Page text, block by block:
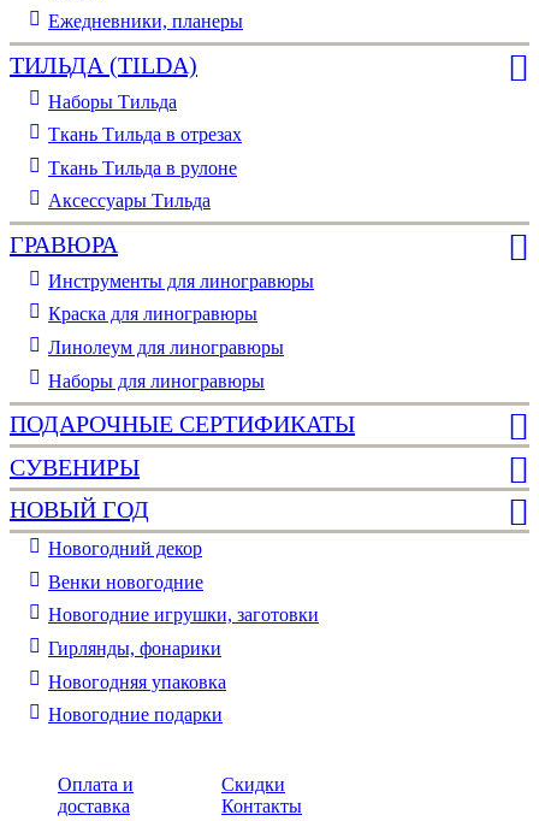
Ежедневники, планеры
ТИЛЬДА (TILDA)
Наборы Тильда
Ткань Тильда в отрезах
Ткань Тильда в рулоне
Аксессуары Тильда
ГРАВЮРА
Инструменты для линогравюры
Краска для линогравюры
Линолеум для линогравюры
Наборы для линогравюры
ПОДАРОЧНЫЕ СЕРТИФИКАТЫ
СУВЕНИРЫ
НОВЫЙ ГОД
Новогодний декор
Венки новогодние
Новогодние игрушки, заготовки
Гирлянды, фонарики
Новогодняя упаковка
Новогодние подарки
Оплата и
доставка
Скидки
Контакты